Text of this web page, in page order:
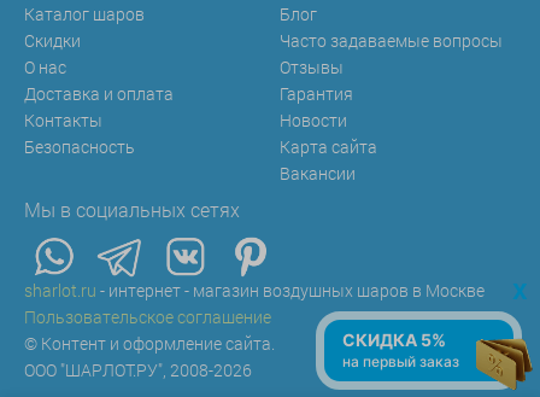
Каталог шаров
Скидки
О нас
Доставка и оплата
Контакты
Безопасность
Блог
Часто задаваемые вопросы
Отзывы
Гарантия
Новости
Карта сайта
Вакансии
Мы в социальных сетях
sharlot.ru - интернет - магазин воздушных шаров в Москве
Пользовательское соглашение
© Контент и оформление сайта.
ООО "ШАРЛОТ.РУ", 2008-2026
x
СКИДКА 5%
на первый заказ